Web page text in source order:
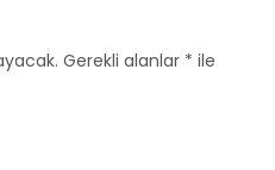
Gerekli alanlar * ile